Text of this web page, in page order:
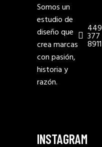
Somos un
estudio de
diseño que
crea marcas
con pasión,
historia y
razón.
449
377
8911
INSTAGRAM